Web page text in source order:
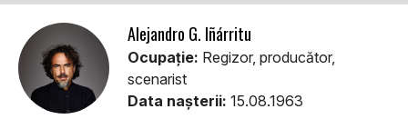
Alejandro G. Iñárritu
Ocupație: Regizor, producător,
scenarist
Data nașterii: 15.08.1963